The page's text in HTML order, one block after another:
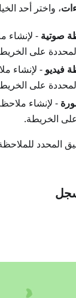
، واختر أحد
صوتية - لإنشاء
على
فيديو - لإنشاء
على
- لإنشاء
الخريطة.
المحدد